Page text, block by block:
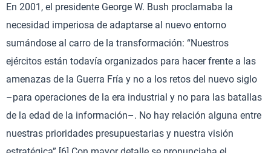
En 2001, el presidente George W. Bush proclamaba la
necesidad imperiosa de adaptarse al nuevo entorno
sumándose al carro de la transformación: “Nuestros
ejércitos están todavía organizados para hacer frente a las
amenazas de la Guerra Fría y no a los retos del nuevo siglo
–para operaciones de la era industrial y no para las batallas
de la edad de la información–. No hay relación alguna entre
nuestras prioridades presupuestarias y nuestra visión